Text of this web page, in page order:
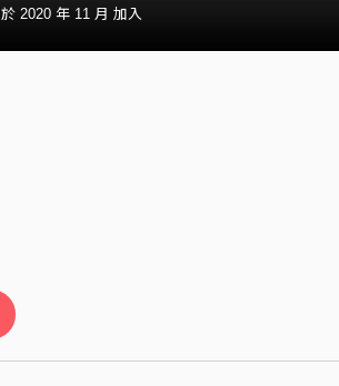
於 2020 年 11 月 加入